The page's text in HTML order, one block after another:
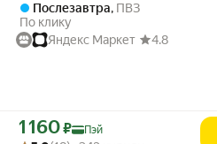
Послезавтра, ПВЗ
По клику
Яндекс Маркет
4.8
Цена с картой Яндекс Пэй 1160 ₽ вместо
1 160₽
Пэй